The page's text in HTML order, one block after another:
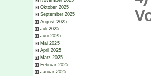
Oktober 2025
September 2025
August 2025
Juli 2025
Juni 2025
Mai 2025
April 2025
März 2025
Februar 2025
Januar 2025